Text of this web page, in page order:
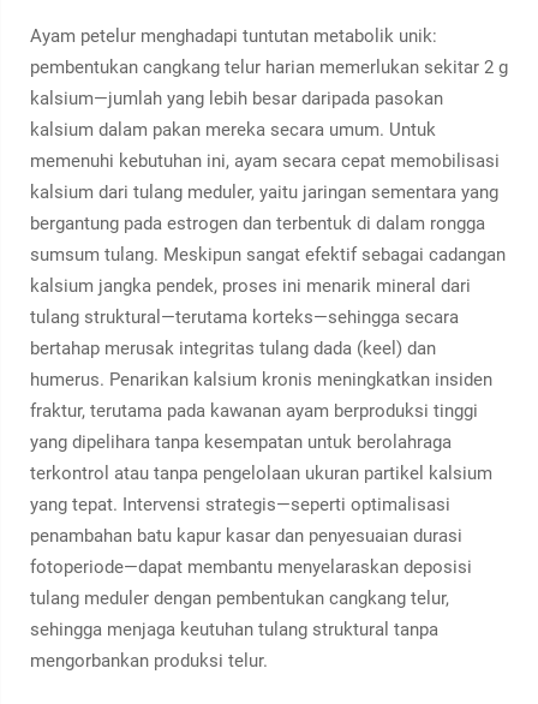
Ayam petelur menghadapi tuntutan metabolik unik:
pembentukan cangkang telur harian memerlukan sekitar 2 g
kalsium—jumlah yang lebih besar daripada pasokan
kalsium dalam pakan mereka secara umum. Untuk
memenuhi kebutuhan ini, ayam secara cepat memobilisasi
kalsium dari tulang meduler, yaitu jaringan sementara yang
bergantung pada estrogen dan terbentuk di dalam rongga
sumsum tulang. Meskipun sangat efektif sebagai cadangan
kalsium jangka pendek, proses ini menarik mineral dari
tulang struktural—terutama korteks—sehingga secara
bertahap merusak integritas tulang dada (keel) dan
humerus. Penarikan kalsium kronis meningkatkan insiden
fraktur, terutama pada kawanan ayam berproduksi tinggi
yang dipelihara tanpa kesempatan untuk berolahraga
terkontrol atau tanpa pengelolaan ukuran partikel kalsium
yang tepat. Intervensi strategis—seperti optimalisasi
penambahan batu kapur kasar dan penyesuaian durasi
fotoperiode—dapat membantu menyelaraskan deposisi
tulang meduler dengan pembentukan cangkang telur,
sehingga menjaga keutuhan tulang struktural tanpa
mengorbankan produksi telur.